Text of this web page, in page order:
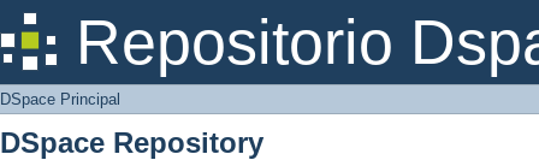
Repositorio
DSpace Principal
DSpace Principal
DSpace Repository